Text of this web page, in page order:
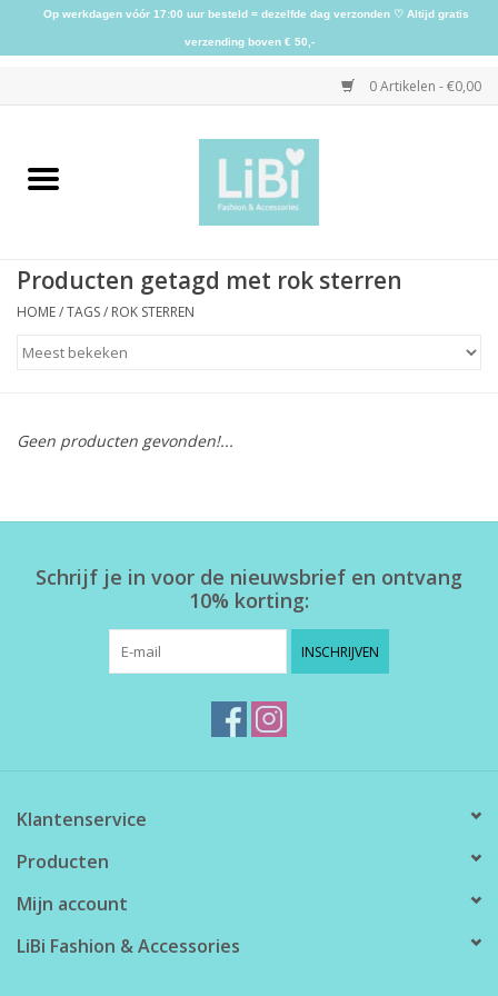
0 Artikelen - €0,00
Home
Schoenen
Herensokken
Producten getagd met rok sterren
HOME/TAGS/ ROK STERREN
Geen producten gevonden!...
Schrijf je in voor de nieuwsbrief en ontvang
10% korting:
INSCHRIJVEN
Klantenservice
Producten
Mijn account
LiBi Fashion & Accessories
Op werkdagen vóór 17:00 uur besteld = dezelfde dag verzonden ♡ Altijd gratis
verzending boven € 50,-